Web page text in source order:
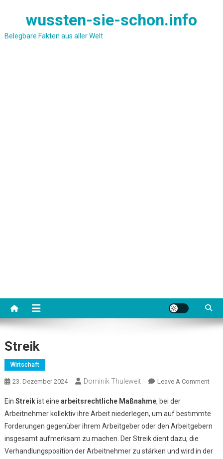
wussten-sie-schon.info
Belegbare Fakten aus aller Welt
Streik
Wirtschaft
23. Dezember 2024 Dominik Thuleweit Leave A CommentOn
Ein Streikist eine arbeitsrechtliche Maßnahme, bei der
Arbeitnehmer kollektiv ihre Arbeit niederlegen, um auf bestimmte
Forderungen gegenüber ihrem Arbeitgeber oder den Arbeitgebern
insgesamt aufmerksam zu machen. Der Streik dient dazu, die
Verhandlungsposition der Arbeitnehmer zu stärken und wird in der